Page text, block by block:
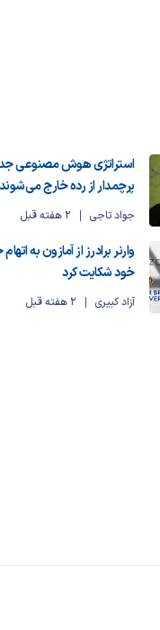
استراتژی هوش مصنوعی
پرچمدار از رده خارج می‌شوند
جواد تاجی 2 هفته قبل
وارنر برادرز از آمازون به
خود شکایت کرد
آزاد کبیری 2 هفته قبل